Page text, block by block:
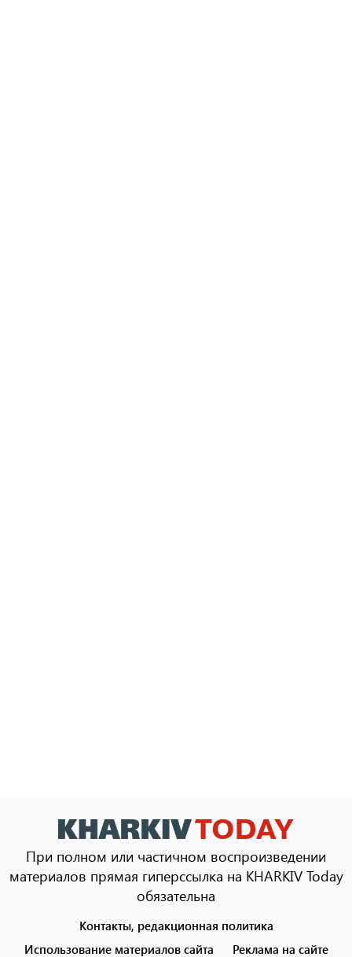
При полном или частичном воспроизведении
материалов прямая гиперссылка на KHARKIV Today
обязательна
menu
Контакты, редакционная политика
Использование материалов сайта
Реклама на сайте